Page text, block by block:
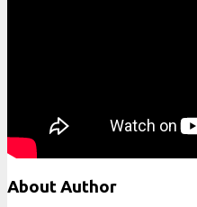
About Author